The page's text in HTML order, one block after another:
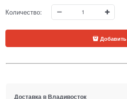
Количество:
Добавить
Доставка вВладивосток